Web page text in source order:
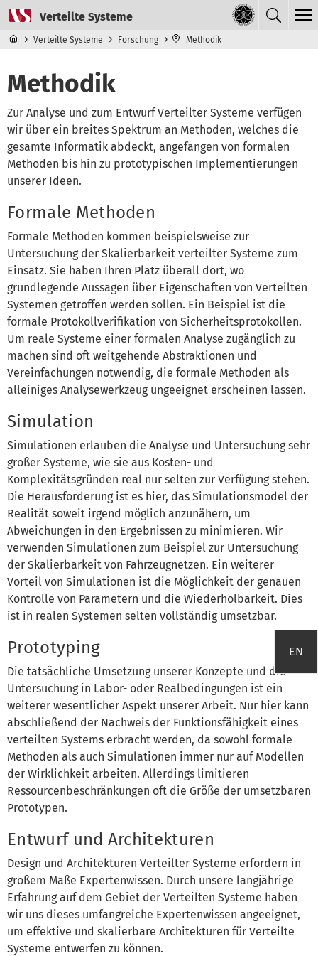
Direkt zum Inhalt
Navigationsmenü der obersten Ebene
EN
Verteilte Systeme Forschung Methodik
Methodik
Zur Analyse und zum Entwurf Verteilter Systeme verfügen
wir über ein breites Spektrum an Methoden, welches die
gesamte Informatik abdeckt, angefangen von formalen
Methoden bis hin zu prototypischen Implementierungen
unserer Ideen.
Formale Methoden
Formale Methoden kommen beispielsweise zur
Untersuchung der Skalierbarkeit verteilter Systeme zum
Einsatz. Sie haben Ihren Platz überall dort, wo
grundlegende Aussagen über Eigenschaften von Verteilten
Systemen getroffen werden sollen. Ein Beispiel ist die
formale Protokollverifikation von Sicherheitsprotokollen.
Um reale Systeme einer formalen Analyse zugänglich zu
machen sind oft weitgehende Abstraktionen und
Vereinfachungen notwendig, die formale Methoden als
alleiniges Analysewerkzeug ungeeignet erscheinen lassen.
Simulation
Simulationen erlauben die Analyse und Untersuchung sehr
großer Systeme, wie sie aus Kosten- und
Komplexitätsgründen real nur selten zur Verfügung stehen.
Die Herausforderung ist es hier, das Simulationsmodel der
Realität soweit irgend möglich anzunähern, um
Abweichungen in den Ergebnissen zu minimieren. Wir
verwenden Simulationen zum Beispiel zur Untersuchung
der Skalierbarkeit von Fahrzeugnetzen. Ein weiterer
Vorteil von Simulationen ist die Möglichkeit der genauen
Kontrolle von Parametern und die Wiederholbarkeit. Dies
ist in realen Systemen selten vollständig umsetzbar.
Prototyping
Die tatsächliche Umsetzung unserer Konzepte und die
Untersuchung in Labor- oder Realbedingungen ist ein
weiterer wesentlicher Aspekt unserer Arbeit. Nur hier kann
abschließend der Nachweis der Funktionsfähigkeit eines
verteilten Systems erbracht werden, da sowohl formale
Methoden als auch Simulationen immer nur auf Modellen
der Wirklichkeit arbeiten. Allerdings limitieren
Ressourcenbeschränkungen oft die Größe der umsetzbaren
Prototypen.
Entwurf und Architekturen
Design und Architekturen Verteilter Systeme erfordern in
großem Maße Expertenwissen. Durch unsere langjährige
Erfahrung auf dem Gebiet der Verteilten Systeme haben
wir uns dieses umfangreiche Expertenwissen angeeignet,
um effektive und skalierbare Architekturen für Verteilte
Systeme entwerfen zu können.